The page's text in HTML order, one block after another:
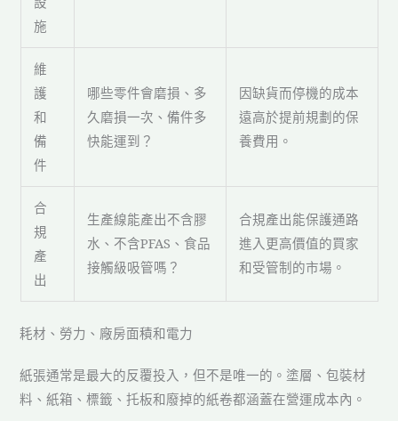
施
維
護
和
備
件
哪些零件會磨損、多
久磨損一次、備件多
快能運到？
因缺貨而停機的成本
遠高於提前規劃的保
養費用。
合
規
產
出
生產線能產出不含膠
水、不含PFAS、食品
接觸級吸管嗎？
合規產出能保護通路
進入更高價值的買家
和受管制的市場。
耗材、勞力、廠房面積和電力
紙張通常是最大的反覆投入，但不是唯一的。塗層、包裝材
料、紙箱、標籤、托板和廢掉的紙卷都涵蓋在營運成本內。